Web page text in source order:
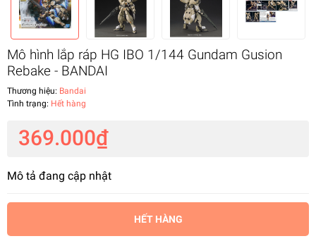
Mô hình lắp ráp HG IBO 1/144 Gundam Gusion
Rebake - BANDAI
Thương hiệu: Bandai
Tình trạng: Hết hàng
369.000₫
Mô tả đang cập nhật
HẾT HÀNG